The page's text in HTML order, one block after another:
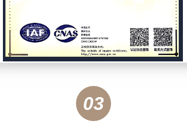
03